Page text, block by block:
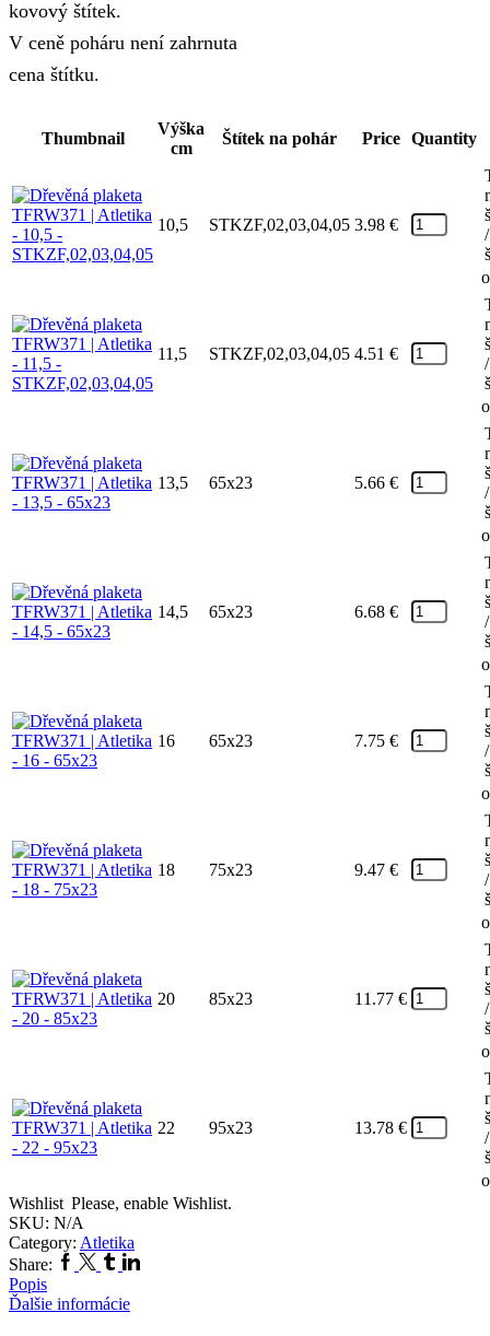
kovový štítek.
V ceně poháru není zahrnuta
cena štítku.
Thumbnail
Výška
cm
Štítek na pohár Price Quantity
10,5 STKZF,02,03,04,05 3.98 €
/
11,5 STKZF,02,03,04,05 4.51 €
/
13,5 65x23 5.66 €
/
14,5 65x23 6.68 €
/
16 65x23 7.75 €
/
18 75x23 9.47 €
/
20 85x23 11.77 €
/
22 95x23 13.78 €
/
Wishlist Please, enable Wishlist.
SKU: N/A
Category: Atletika
Share:
Popis
Ďalšie informácie